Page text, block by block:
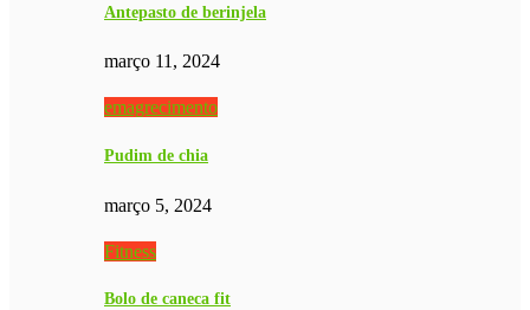
Antepasto de berinjela
março 11, 2024
emagrecimento
Pudim de chia
março 5, 2024
Fitness
Bolo de caneca fit